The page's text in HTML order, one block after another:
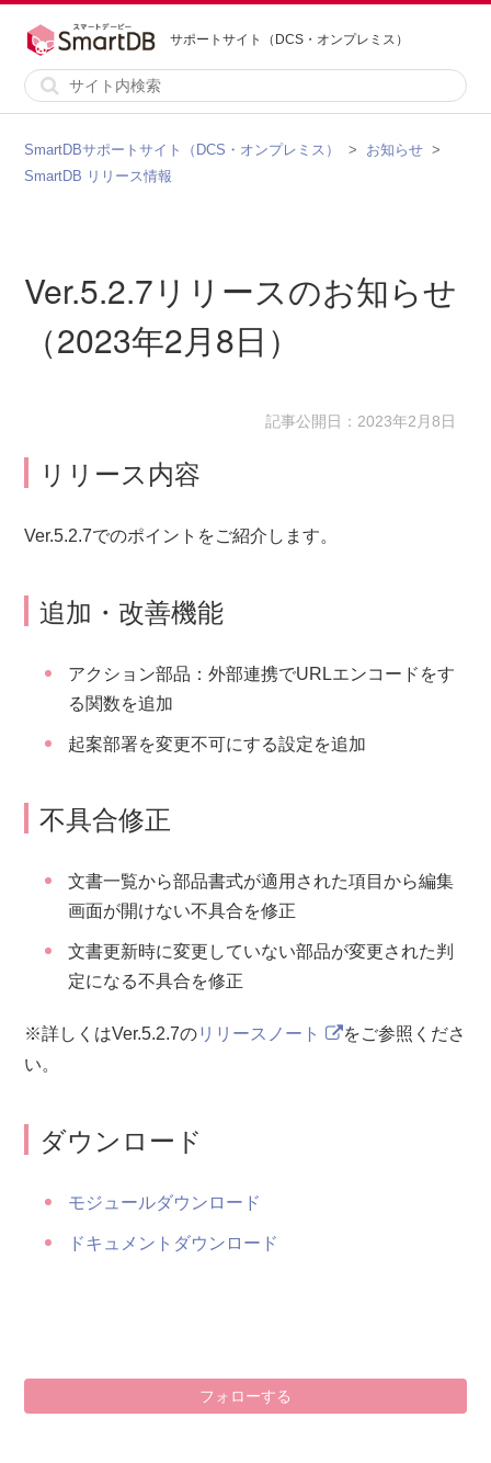
サポートサイト（DCS・オンプレミス）
SmartDBサポートサイト（DCS・オンプレミス）
お知らせ
SmartDB リリース情報
Ver.5.2.7リリースのお知らせ
（2023年2月8日）
記事公開日：2023年2月8日
リリース内容
Ver.5.2.7でのポイントをご紹介します。
追加・改善機能
アクション部品：外部連携でURLエンコードをす
る関数を追加
起案部署を変更不可にする設定を追加
不具合修正
文書一覧から部品書式が適用された項目から編集
画面が開けない不具合を修正
文書更新時に変更していない部品が変更された判
定になる不具合を修正
※詳しくはVer.5.2.7のリリースノート
をご参照くださ
い。
ダウンロード
モジュールダウンロード
ドキュメントダウンロード
フォローする